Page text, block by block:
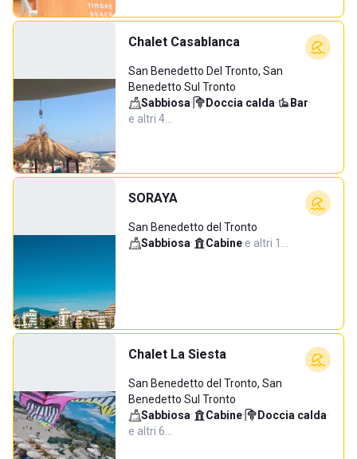
Chalet Casablanca
San Benedetto Del Tronto, San
Benedetto Sul Tronto
Sabbiosa· Doccia calda· Bar·
e altri 4…
SORAYA
San Benedetto del Tronto
Sabbiosa· Cabine·e altri 1…
Chalet La Siesta
San Benedetto del Tronto, San
Benedetto Sul Tronto
Sabbiosa· Cabine· Doccia calda·
e altri 6…